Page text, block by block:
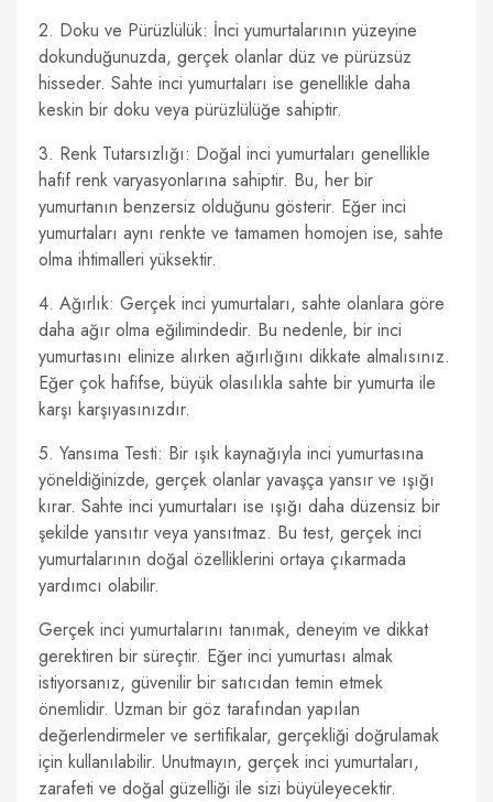
2. Doku ve Pürüzlülük: İnci yumurtalarının yüzeyine
dokunduğunuzda, gerçek olanlar düz ve pürüzsüz
hisseder. Sahte inci yumurtaları ise genellikle daha
keskin bir doku veya pürüzlülüğe sahiptir.
3. Renk Tutarsızlığı: Doğal inci yumurtaları genellikle
hafif renk varyasyonlarına sahiptir. Bu, her bir
yumurtanın benzersiz olduğunu gösterir. Eğer inci
yumurtaları aynı renkte ve tamamen homojen ise, sahte
olma ihtimalleri yüksektir.
4. Ağırlık: Gerçek inci yumurtaları, sahte olanlara göre
daha ağır olma eğilimindedir. Bu nedenle, bir inci
yumurtasını elinize alırken ağırlığını dikkate almalısınız.
Eğer çok hafifse, büyük olasılıkla sahte bir yumurta ile
karşı karşıyasınızdır.
5. Yansıma Testi: Bir ışık kaynağıyla inci yumurtasına
yöneldiğinizde, gerçek olanlar yavaşça yansır ve ışığı
kırar. Sahte inci yumurtaları ise ışığı daha düzensiz bir
şekilde yansıtır veya yansıtmaz. Bu test, gerçek inci
yumurtalarının doğal özelliklerini ortaya çıkarmada
yardımcı olabilir.
Gerçek inci yumurtalarını tanımak, deneyim ve dikkat
gerektiren bir süreçtir. Eğer inci yumurtası almak
istiyorsanız, güvenilir bir satıcıdan temin etmek
önemlidir. Uzman bir göz tarafından yapılan
değerlendirmeler ve sertifikalar, gerçekliği doğrulamak
için kullanılabilir. Unutmayın, gerçek inci yumurtaları,
zarafeti ve doğal güzelliği ile sizi büyüleyecektir.